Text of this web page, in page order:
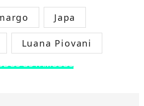
Japa
Luana Piovani
OS FAMOSOS